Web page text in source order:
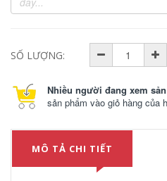
SỐ LƯỢNG:
Nhiều người đang xem
sản phẩm vào giỏ hàng của
MÔ TẢ CHI TIẾT